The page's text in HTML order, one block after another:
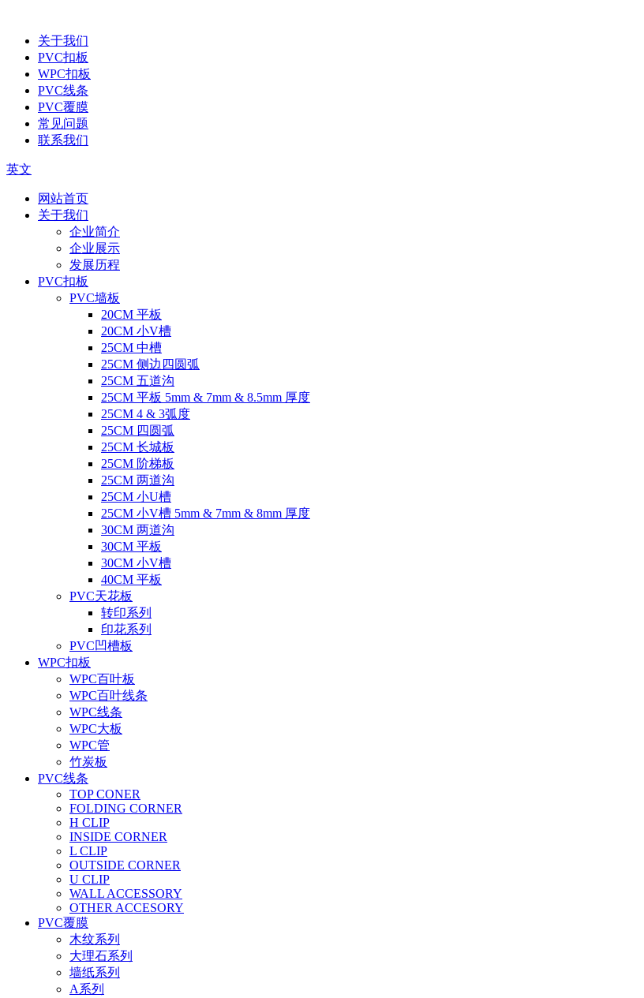
关于我们
PVC扣板
WPC扣板
PVC线条
PVC覆膜
常见问题
联系我们
英文
网站首页
关于我们
企业简介
企业展示
发展历程
PVC扣板
PVC墙板
20CM 平板
20CM 小V槽
25CM 中槽
25CM 侧边四圆弧
25CM 五道沟
25CM 平板 5mm & 7mm & 8.5mm 厚度
25CM 4 & 3弧度
25CM 四圆弧
25CM 长城板
25CM 阶梯板
25CM 两道沟
25CM 小U槽
25CM 小V槽 5mm & 7mm & 8mm 厚度
30CM 两道沟
30CM 平板
30CM 小V槽
40CM 平板
PVC天花板
转印系列
印花系列
PVC凹槽板
WPC扣板
WPC百叶板
WPC百叶线条
WPC线条
WPC大板
WPC管
竹炭板
PVC线条
TOP CONER
FOLDING CORNER
H CLIP
INSIDE CORNER
L CLIP
OUTSIDE CORNER
U CLIP
WALL ACCESSORY
OTHER ACCESORY
PVC覆膜
木纹系列
大理石系列
墙纸系列
A系列